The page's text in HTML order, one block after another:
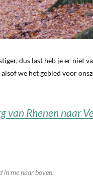
dus last heb je er niet
we het gebied voor
van Rhenen naar
in me naar boven.